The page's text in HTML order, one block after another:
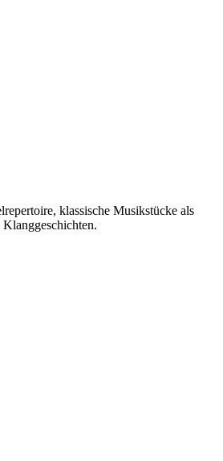
klassische Musikstücke als